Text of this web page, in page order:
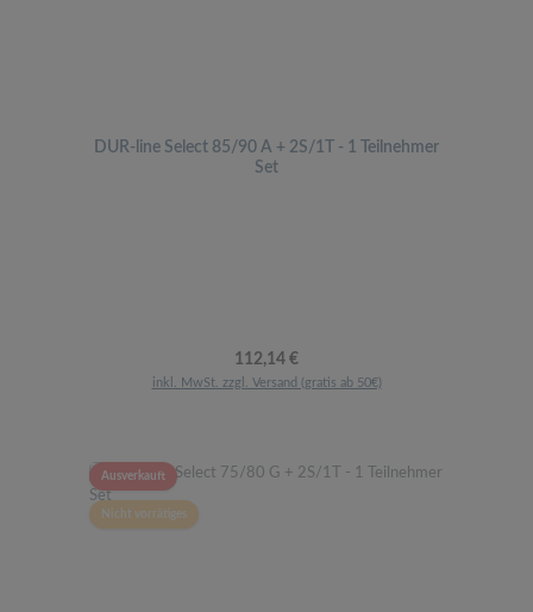
DUR-line Select 85/90 A + 2S/1T - 1 Teilnehmer
Set
Regulärer Preis:
112,14 €
inkl. MwSt. zzgl. Versand (gratis ab 50€)
Ausverkauft
Nicht vorrätiges